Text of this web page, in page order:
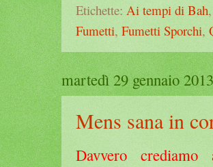
Etichette: Ai tempi di Bah,
Fumetti, Fumetti Sporchi,
martedì 29 gennaio 2013
Mens sana in
Davvero